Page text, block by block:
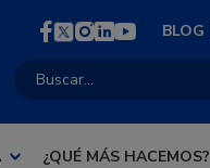
BLOG
¿QUÉ MÁS HACEMOS?